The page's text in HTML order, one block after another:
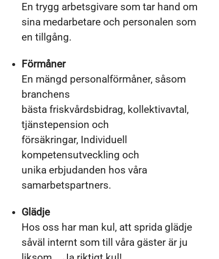
En trygg arbetsgivare som tar hand om
sina medarbetare och personalen som
en tillgång.
Förmåner
En mängd personalförmåner, såsom
branchens
bästa friskvårdsbidrag, kollektivavtal,
tjänstepension och
försäkringar, Individuell
kompetensutveckling och
unika erbjudanden hos våra
samarbetspartners.
Glädje
Hos oss har man kul, att sprida glädje
såväl internt som till våra gäster är ju